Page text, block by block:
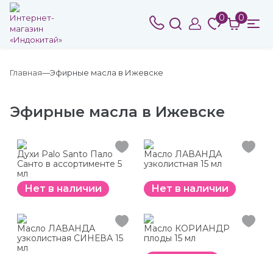
0 0
Главная Эфирные масла в Ижевске
Эфирные масла в Ижевске
Духи Palo Santo Пало
Санто в ассортименте 5
мл
Нет в наличии
Масло ЛАВАНДА
узколистная 15 мл
Нет в наличии
Масло ЛАВАНДА
узколистная СИНЕВА 15
мл
Масло КОРИАНДР
плоды 15 мл